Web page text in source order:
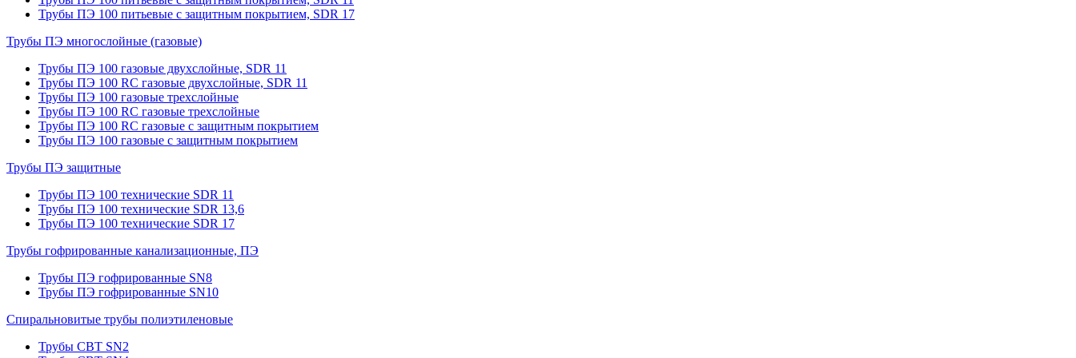
Трубы ПЭ 100 питьевые с защитным покрытием, SDR 17
Трубы ПЭ многослойные (газовые)
Трубы ПЭ 100 газовые двухслойные, SDR 11
Трубы ПЭ 100 RC газовые двухслойные, SDR 11
Трубы ПЭ 100 газовые трехслойные
Трубы ПЭ 100 RC газовые трехслойные
Трубы ПЭ 100 RC газовые с защитным покрытием
Трубы ПЭ 100 газовые с защитным покрытием
Трубы ПЭ защитные
Трубы ПЭ 100 технические SDR 11
Трубы ПЭ 100 технические SDR 13,6
Трубы ПЭ 100 технические SDR 17
Трубы гофрированные канализационные, ПЭ
Трубы ПЭ гофрированные SN8
Трубы ПЭ гофрированные SN10
Спиральновитые трубы полиэтиленовые
Трубы СВТ SN2